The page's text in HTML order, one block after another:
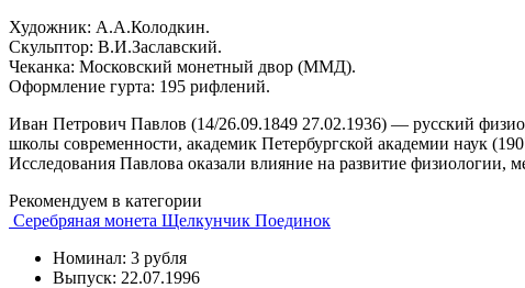
Художник: А.А.Колодкин.
Скульптор: В.И.Заславский.
Чеканка: Московский монетный двор (ММД).
Оформление гурта: 195 рифлений.
Иван Петрович Павлов (14/26.09.1849 27.02.1936) — русский
школы современности, академик Петербургской академии наук
Исследования Павлова оказали влияние на развитие
Рекомендуем в категории
Серебряная монета Щелкунчик Поединок
Номинал: 3 рубля
Выпуск: 22.07.1996